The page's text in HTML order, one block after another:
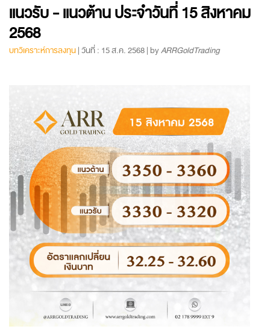
แนวรับ - แนวต้าน ประจำวันที่ 15 สิงหาคม
2568
บทวิเคราะห์การลงทุน| วันที่ : 15 ส.ค. 2568 | byARRGoldTrading